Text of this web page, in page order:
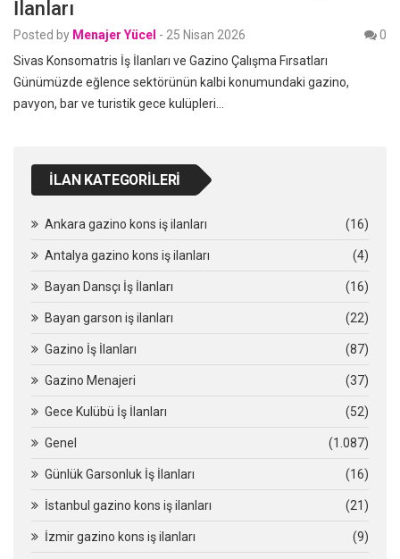
İlanları
Posted by Menajer Yücel - 25 Nisan 2026
0
Sivas Konsomatris İş İlanları ve Gazino Çalışma Fırsatları
Günümüzde eğlence sektörünün kalbi konumundaki gazino,
pavyon, bar ve turistik gece kulüpleri…
İLAN KATEGORILERI
Ankara gazino kons iş ilanları (16)
Antalya gazino kons iş ilanları (4)
Bayan Dansçı İş İlanları (16)
Bayan garson iş ilanları (22)
Gazino İş İlanları (87)
Gazino Menajeri (37)
Gece Kulübü İş İlanları (52)
Genel (1.087)
Günlük Garsonluk İş İlanları (16)
İstanbul gazino kons iş ilanları (21)
İzmir gazino kons iş ilanları (9)